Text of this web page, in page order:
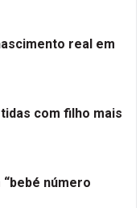
real em
com filho mais
“bebé número